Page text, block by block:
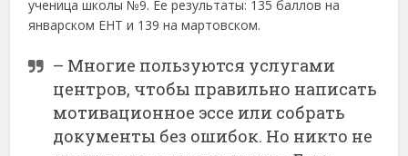
ученица школы №9. Ее результаты: 135 баллов на
январском ЕНТ и 139 на мартовском.
– Многие пользуются услугами
центров, чтобы правильно написать
мотивационное эссе или собрать
документы без ошибок. Но никто не